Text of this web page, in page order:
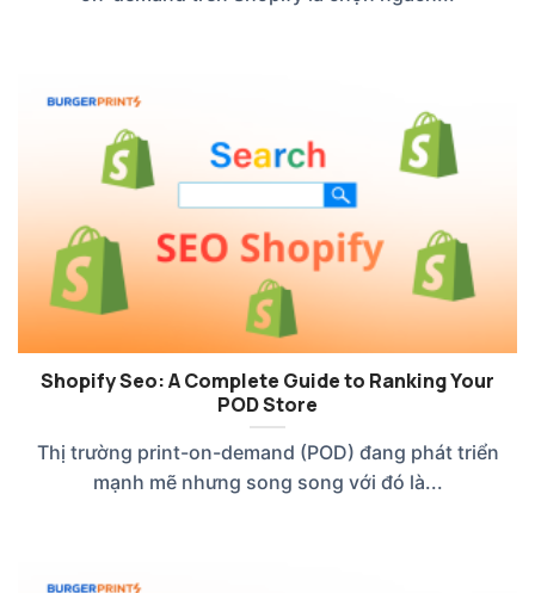
Shopify Seo: A Complete Guide to Ranking Your
POD Store
Thị trường print-on-demand (POD) đang phát triển
mạnh mẽ nhưng song song với đó là...